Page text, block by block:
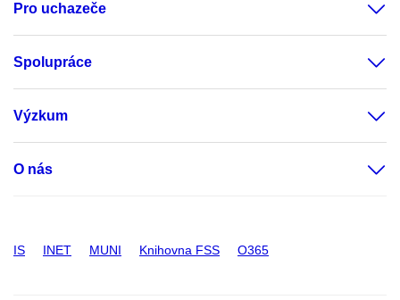
Pro uchazeče
Spolupráce
Výzkum
O nás
IS INET MUNI Knihovna FSS O365